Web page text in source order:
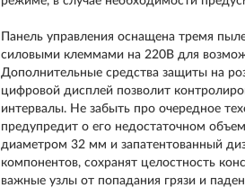
Панель управления оснащена тремя
силовыми клеммами на 220В для
Дополнительные средства защиты на
цифровой дисплей позволит
интервалы. Не забыть про очередное
предупредит о его недостаточном
диаметром 32 мм и запатентованный
компонентов, сохранят целостность
важные узлы от попадания грязи и